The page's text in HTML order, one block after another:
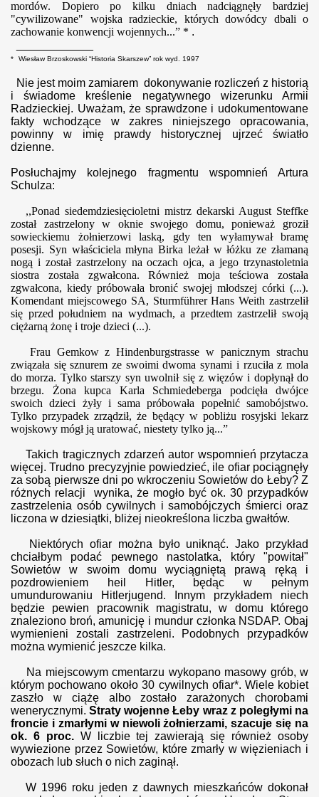
mordów. Dopiero po kilku dniach nadciągnęły bardziej
"cywilizowane" wojska radzieckie, których dowódcy dbali o
zachowanie konwencji wojennych...” * .
* Wiesław Brzoskowski “Historia Skarszew” rok wyd. 1997
Nie jest moim zamiarem dokonywanie rozliczeń z historią
i świadome kreślenie negatywnego wizerunku Armii
Radzieckiej. Uważam, że sprawdzone i udokumentowane
fakty wchodzące w zakres niniejszego opracowania,
powinny w imię prawdy historycznej ujrzeć światło
dzienne.
Posłuchajmy kolejnego fragmentu wspomnień Artura
Schulza:
,,Ponad siedemdziesięcioletni mistrz dekarski August Steffke
został zastrzelony w oknie swojego domu, ponieważ groził
sowieckiemu żołnierzowi laską, gdy ten wyłamywał bramę
posesji. Syn właściciela młyna Birka leżał w łóżku ze złamaną
nogą i został zastrzelony na oczach ojca, a jego trzynastoletnia
siostra została zgwałcona. Również moja teściowa została
zgwałcona, kiedy próbowała bronić swojej młodszej córki (...).
Komendant miejscowego SA, Sturmführer Hans Weith zastrzelił
się przed południem na wydmach, a przedtem zastrzelił swoją
ciężarną żonę i troje dzieci (...).
Frau Gemkow z Hindenburgstrasse w panicznym strachu
związała się sznurem ze swoimi dwoma synami i rzuciła z mola
do morza. Tylko starszy syn uwolnił się z więzów i dopłynął do
brzegu. Żona kupca Karla Schmiedeberga podcięła dwójce
swoich dzieci żyły i sama próbowała popełnić samobójstwo.
Tylko przypadek zrządził, że będący w pobliżu rosyjski lekarz
wojskowy mógł ją uratować, niestety tylko ją...”
Takich tragicznych zdarzeń autor wspomnień przytacza
więcej. Trudno precyzyjnie powiedzieć, ile ofiar pociągnęły
za sobą pierwsze dni po wkroczeniu Sowietów do Łeby? Z
różnych relacji wynika, że mogło być ok. 30 przypadków
zastrzelenia osób cywilnych i samobójczych śmierci oraz
liczona w dziesiątki, bliżej nieokreślona liczba gwałtów.
Niektórych ofiar można było uniknąć. Jako przykład
chciałbym podać pewnego nastolatka, który "powitał"
Sowietów w swoim domu wyciągniętą prawą ręką i
pozdrowieniem heil Hitler, będąc w pełnym
umundurowaniu Hitlerjugend. Innym przykładem niech
będzie pewien pracownik magistratu, w domu którego
znaleziono broń, amunicję i mundur członka NSDAP. Obaj
wymienieni zostali zastrzeleni. Podobnych przypadków
można wymienić jeszcze kilka.
Na miejscowym cmentarzu wykopano masowy grób, w
którym pochowano około 30 cywilnych ofiar*. Wiele kobiet
zaszło w ciążę albo zostało zarażonych chorobami
wenerycznymi.Straty wojenne Łeby wraz z poległymi na
froncie i zmarłymi w niewoli żołnierzami, szacuje się na
ok. 6 proc. W liczbie tej zawierają się również osoby
wywiezione przez Sowietów, które zmarły w więzieniach i
obozach lub słuch o nich zaginął.
W 1996 roku jeden z dawnych mieszkańców dokonał